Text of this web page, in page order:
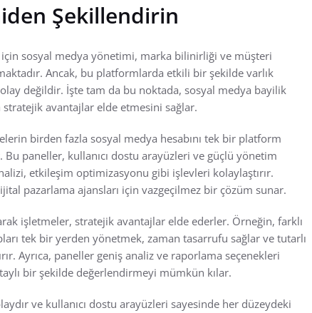
Şekillendirin
sosyal medya yönetimi, marka bilinirliği ve müşteri
Ancak, bu platformlarda etkili bir şekilde varlık
değildir. İşte tam da bu noktada, sosyal medya bayilik
avantajlar elde etmesini sağlar.
birden fazla sosyal medya hesabını tek bir platform
paneller, kullanıcı dostu arayüzleri ve güçlü yönetim
etkileşim optimizasyonu gibi işlevleri kolaylaştırır.
pazarlama ajansları için vazgeçilmez bir çözüm sunar.
işletmeler, stratejik avantajlar elde ederler. Örneğin, farklı
tek bir yerden yönetmek, zaman tasarrufu sağlar ve tutarlı
Ayrıca, paneller geniş analiz ve raporlama seçenekleri
bir şekilde değerlendirmeyi mümkün kılar.
ve kullanıcı dostu arayüzleri sayesinde her düzeydeki